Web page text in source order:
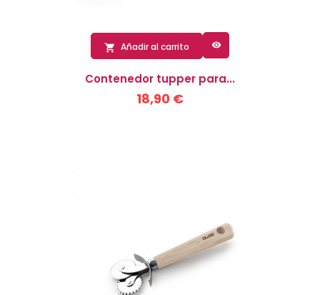
 Añadir al carrito 
Contenedor tupper para...
18,90 €